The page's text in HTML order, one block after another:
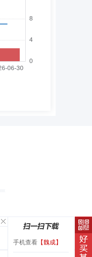
手机查看 【魏成】